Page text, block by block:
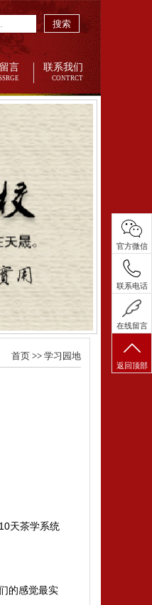
言 联系我们
CONTRCT
搜索
首页>> 学习园地
天茶学系统
的感觉最实
官方微信
联系电话
在线留言
返回顶部